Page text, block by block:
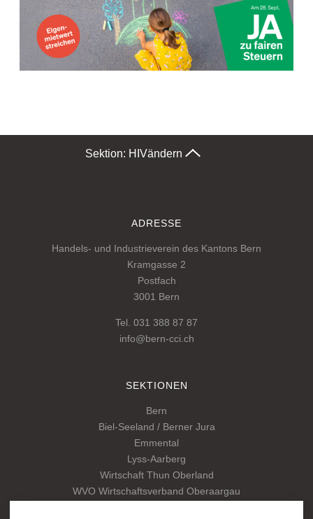
Sektion: HIVändern
ADRESSE
Handels- und Industrieverein des Kantons Bern
Kramgasse 2
Postfach
3001 Bern
Tel. 031 388 87 87
info@bern-cci.ch
SEKTIONEN
Bern
Biel-Seeland / Berner Jura
Emmental
Lyss-Aarberg
Wirtschaft Thun Oberland
WVO Wirtschaftsverband Oberaargau